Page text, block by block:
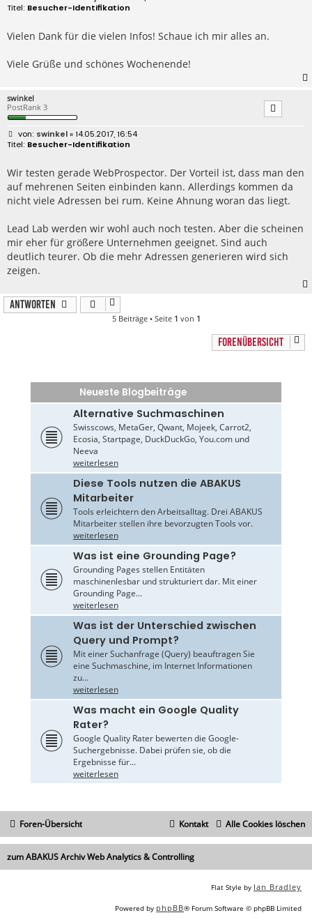
e
r
a
Besucher-Identifikation
Vielen Dank für die vielen Infos! Schaue ich mir alles an.
Viele Grüße und schönes Wochenende!
swinkel
PostRank 3
B
e
r
a
g
swinkel» 14.05.2017, 16:54
Besucher-Identifikation
Wir testen gerade WebProspector. Der Vorteil ist, dass man den
auf mehrenen Seiten einbinden kann. Allerdings kommen da
nicht viele Adressen bei rum. Keine Ahnung woran das liegt.
Lead Lab werden wir wohl auch noch testen. Aber die scheinen
mir eher für größere Unternehmen geeignet. Sind auch
deutlich teurer. Ob die mehr Adressen generieren wird sich
zeigen.
Antworten
5 Beiträge • Seite 1 von 1
FORENÜBERSICHT
Neueste Blogbeiträge
Alternative Suchmaschinen
Swisscows, MetaGer, Qwant, Mojeek, Carrot2,
Ecosia, Startpage, DuckDuckGo, You.com und
Neeva
weiterlesen
Diese Tools nutzen die ABAKUS
Mitarbeiter
Tools erleichtern den Arbeitsalltag. Drei ABAKUS
Mitarbeiter stellen ihre bevorzugten Tools vor.
weiterlesen
Was ist eine Grounding Page?
Grounding Pages stellen Entitäten
maschinenlesbar und strukturiert dar. Mit einer
Grounding Page...
weiterlesen
Was ist der Unterschied zwischen
Query und Prompt?
Mit einer Suchanfrage (Query) beauftragen Sie
eine Suchmaschine, im Internet Informationen
zu...
weiterlesen
Was macht ein Google Quality
Rater?
Google Quality Rater bewerten die Google-
Suchergebnisse. Dabei prüfen sie, ob die
Ergebnisse für...
weiterlesen
Foren-Übersicht Alle Cookies löschen
Kontakt
zum ABAKUS Archiv Web Analytics & Controlling
Flat Style by Ian Bradley
Powered by phpBB® Forum Software © phpBB Limited